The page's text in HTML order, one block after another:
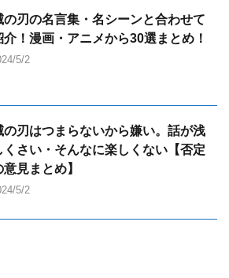
の刃の名言集・名シーンと合わせて
介！漫画・アニメから30選まとめ！
5/2
の刃はつまらないから嫌い。話が浅
くさい・そんなに楽しくない【否定
見まとめ】
5/2